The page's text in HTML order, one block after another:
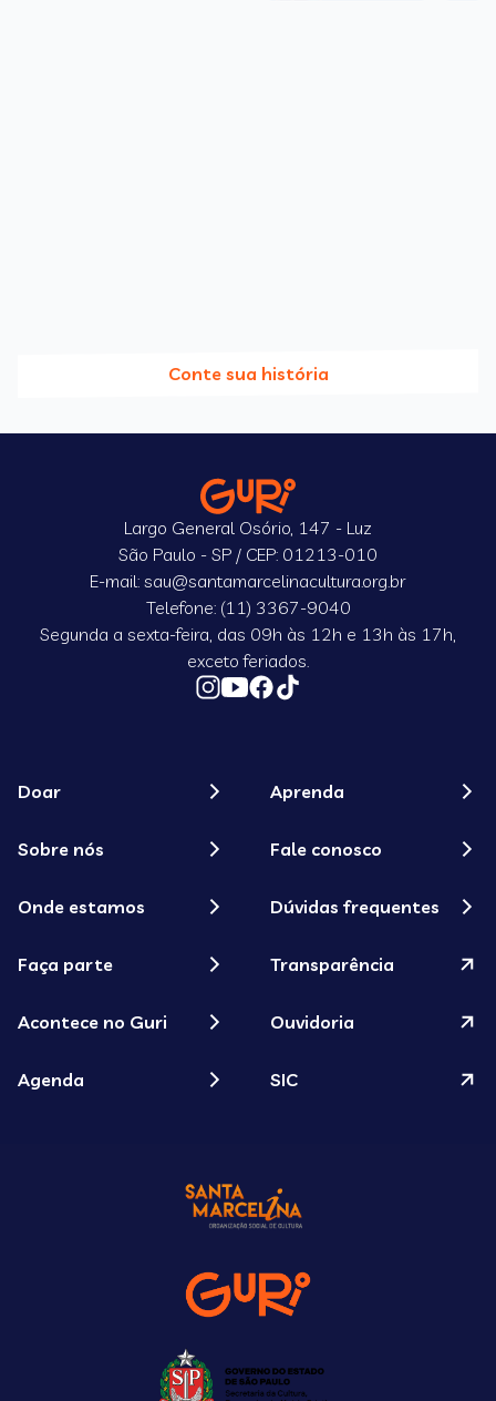
Conte sua história
Largo General Osório, 147 - Luz
São Paulo - SP / CEP: 01213-010
E-mail: sau@santamarcelinacultura.org.br
Telefone: (11) 3367-9040
Segunda a sexta-feira, das 09h às 12h e 13h às 17h,
exceto feriados.
Doar
Sobre nós
Onde estamos
Faça parte
Acontece no Guri
Agenda
Aprenda
Fale conosco
Dúvidas frequentes
Transparência
Ouvidoria
SIC